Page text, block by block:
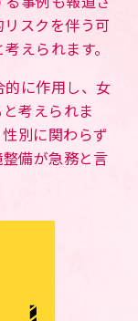
スクを伴う可
えられます。
に作用し、女
考えられま
別に関わらず
備が急務と言